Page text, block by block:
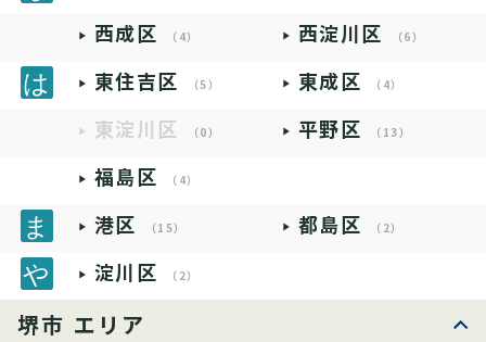
西成区 （4） 西淀川区 （6）
東住吉区 （5） 東成区 （4）
東淀川区 （0） 平野区 （13）
福島区 （4）
港区 （15） 都島区 （2）
淀川区 （2）
堺市 エリア